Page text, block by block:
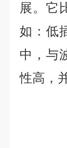
展。它
如：低
中，与
性高，